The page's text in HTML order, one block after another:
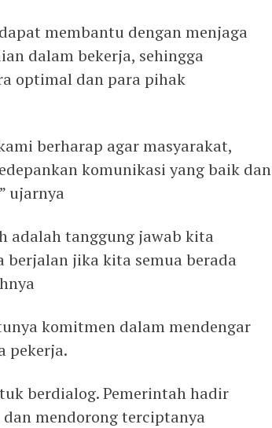
membantu dengan menjaga
dalam bekerja, sehingga
optimal dan para pihak
berharap agar masyarakat,
komunikasi yang baik dan
ujarnya
adalah tanggung jawab kita
berjalan jika kita semua berada
komitmen dalam mendengar
pekerja.
berdialog. Pemerintah hadir
mendorong terciptanya